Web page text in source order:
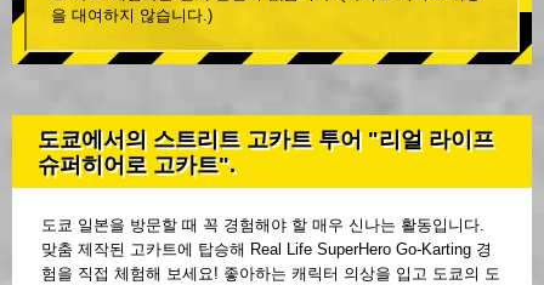
을 대여하지 않습니다.)
도쿄에서의 스트리트 고카트 투어 "리얼 라이프
슈퍼히어로 고카트".
도쿄 일본을 방문할 때 꼭 경험해야 할 매우 신나는 활동입니다.
맞춤 제작된 고카트에 탑승해 Real Life SuperHero Go-Karting 경
험을 직접 체험해 보세요! 좋아하는 캐릭터 의상을 입고 도쿄의 도